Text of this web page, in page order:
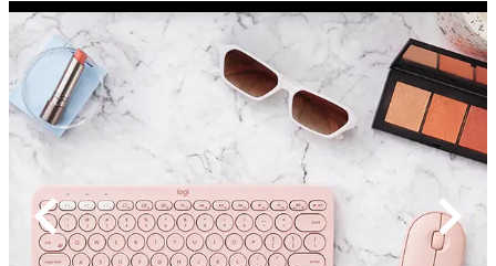
chevron_left chevron_right